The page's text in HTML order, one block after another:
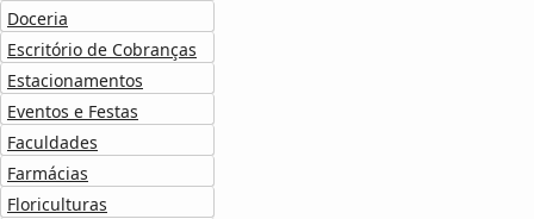
Doceria
Escritório de Cobranças
Estacionamentos
Eventos e Festas
Faculdades
Farmácias
Floriculturas